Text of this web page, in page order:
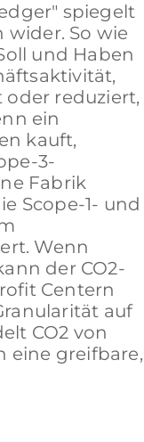
spiegelt
So wie
und Haben
oder reduziert,
ein
kauft,
3-
Fabrik
Scope-1- und
Wenn
der CO2-
Centern
auf
CO2 von
eine greifbare,